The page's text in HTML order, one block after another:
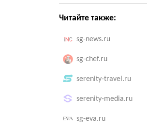
Читайте также:
sg-news.ru
sg-chef.ru
serenity-travel.ru
serenity-media.ru
sg-eva.ru